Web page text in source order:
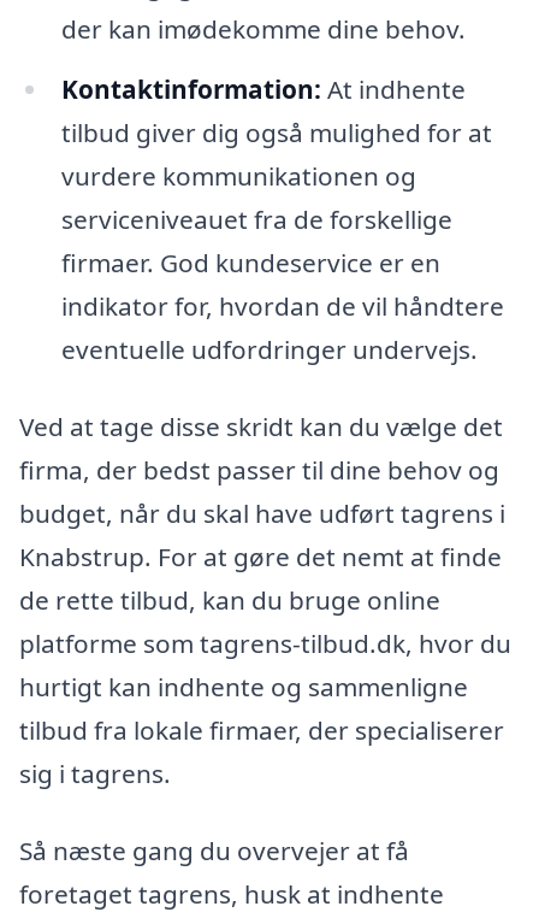
der kan imødekomme dine behov.
Kontaktinformation: At indhente
tilbud giver dig også mulighed for at
vurdere kommunikationen og
serviceniveauet fra de forskellige
firmaer. God kundeservice er en
indikator for, hvordan de vil håndtere
eventuelle udfordringer undervejs.
Ved at tage disse skridt kan du vælge det
firma, der bedst passer til dine behov og
budget, når du skal have udført tagrens i
Knabstrup. For at gøre det nemt at finde
de rette tilbud, kan du bruge online
platforme som tagrens-tilbud.dk, hvor du
hurtigt kan indhente og sammenligne
tilbud fra lokale firmaer, der specialiserer
sig i tagrens.
Så næste gang du overvejer at få
foretaget tagrens, husk at indhente